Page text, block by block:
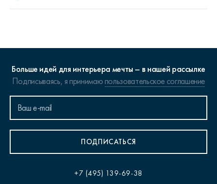
Больше идей для интерьера мечты – в нашей рассылке
Подписываясь, я принимаюпользовательское соглашение
ПОДПИСАТЬСЯ
+7 (495) 139-69-38